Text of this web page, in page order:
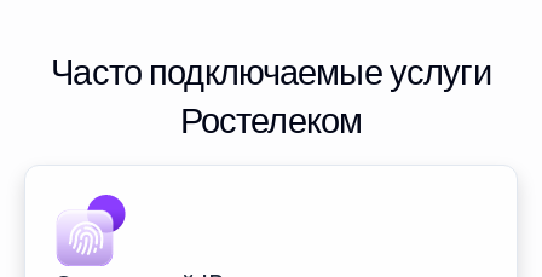
Часто подключаемые услуги
Ростелеком